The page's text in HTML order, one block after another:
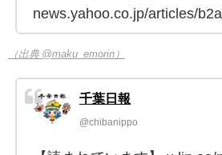
news.yahoo.co.jp/articles/
（出典 @maku_emorin）
千葉日報
@chibanippo